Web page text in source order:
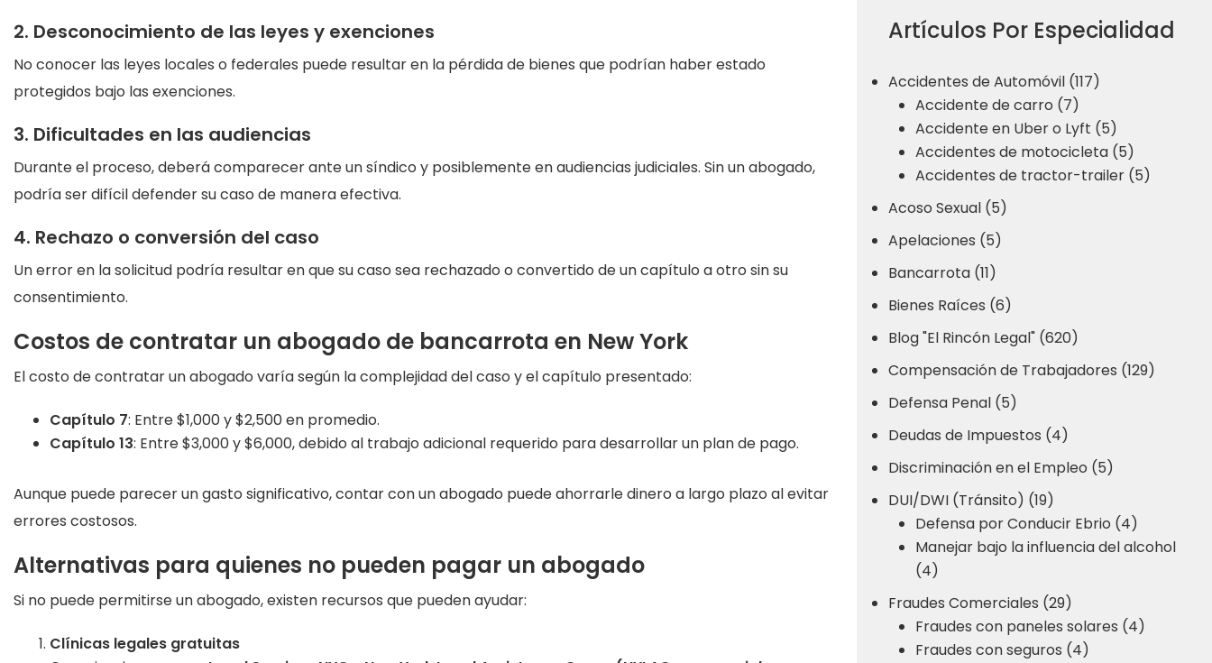
2. Desconocimiento de las leyes y exenciones
No conocer las leyes locales o federales puede resultar en la pérdida de bienes que podrían haber estado
protegidos bajo las exenciones.
3. Dificultades en las audiencias
Durante el proceso, deberá comparecer ante un síndico y posiblemente en audiencias judiciales. Sin un abogado,
podría ser difícil defender su caso de manera efectiva.
4. Rechazo o conversión del caso
Un error en la solicitud podría resultar en que su caso sea rechazado o convertido de un capítulo a otro sin su
consentimiento.
Costos de contratar un abogado de bancarrota en New York
El costo de contratar un abogado varía según la complejidad del caso y el capítulo presentado:
Capítulo 7: Entre $1,000 y $2,500 en promedio.
Capítulo 13: Entre $3,000 y $6,000, debido al trabajo adicional requerido para desarrollar un plan de pago.
Aunque puede parecer un gasto significativo, contar con un abogado puede ahorrarle dinero a largo plazo al evitar
errores costosos.
Alternativas para quienes no pueden pagar un abogado
Si no puede permitirse un abogado, existen recursos que pueden ayudar:
Clínicas legales gratuitas
Artículos Por Especialidad
Accidentes de Automóvil (117)
Accidente de carro (7)
Accidente en Uber o Lyft (5)
Accidentes de motocicleta (5)
Accidentes de tractor-trailer (5)
Acoso Sexual (5)
Apelaciones (5)
Bancarrota (11)
Bienes Raíces (6)
Blog "El Rincón Legal" (620)
Compensación de Trabajadores (129)
Defensa Penal (5)
Deudas de Impuestos (4)
Discriminación en el Empleo (5)
DUI/DWI (Tránsito) (19)
Defensa por Conducir Ebrio (4)
Manejar bajo la influencia del alcohol
(4)
Fraudes Comerciales (29)
Fraudes con paneles solares (4)
Fraudes con seguros (4)